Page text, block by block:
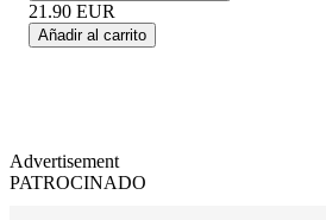
21.90 EUR
Añadir al carrito
Advertisement
PATROCINADO